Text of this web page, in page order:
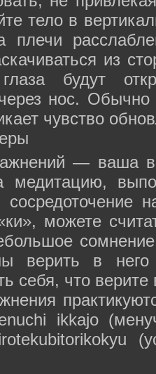
тело в
плечи
из
будут
нос. Обычно
чувство
— ваша
медитацию,
сосредоточение
можете
сомнение
верить в
себя, что верите
ikkajo